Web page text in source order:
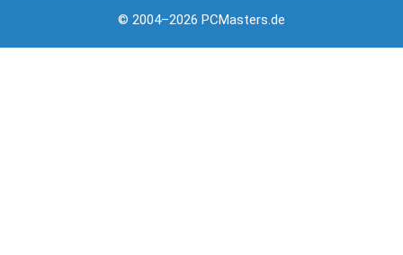
© 2004–2026 PCMasters.de